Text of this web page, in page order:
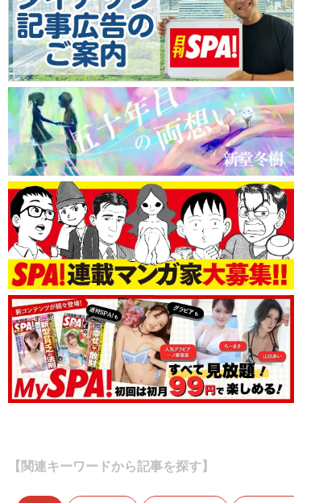
【関連キーワードから記事を探す】